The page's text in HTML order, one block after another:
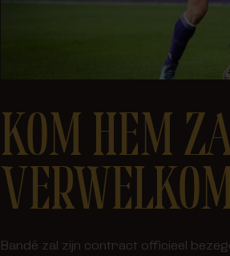
KOM HEM
Bandé zal zijn contract officieel